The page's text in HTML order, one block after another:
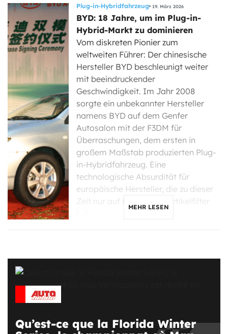
Plug-in-Hybridfahrzeug 19. März 2026
BYD: 18 Jahre, um im Plug-in-
Hybrid-Markt zu dominieren
Vom diskreten Pionier zum
weltweiten Führer: Der chinesische
Hersteller BYD beschleunigt weiter
mit beeindruckender
Geschwindigkeit. Im Jahr 2008
sorgte ein unbekannter Hersteller
namens BYD auf dem Genfer
Autosalon mit der F3DM für
Überraschungen, dem ersten in
großem Maßstab produzierten Plug-
in-Hybridfahrzeug. Eine
technologische Absurdität für
europäische Hersteller, die zu dieser
Zeit nur auf Diesel mit Partikelfilter
MEHR LESEN
Qu’est-ce que la Florida Winter